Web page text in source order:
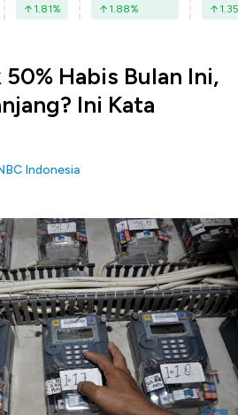
1.81% 1.88% 1.35
Habis Bulan Ini,
Ini Kata
Indonesia